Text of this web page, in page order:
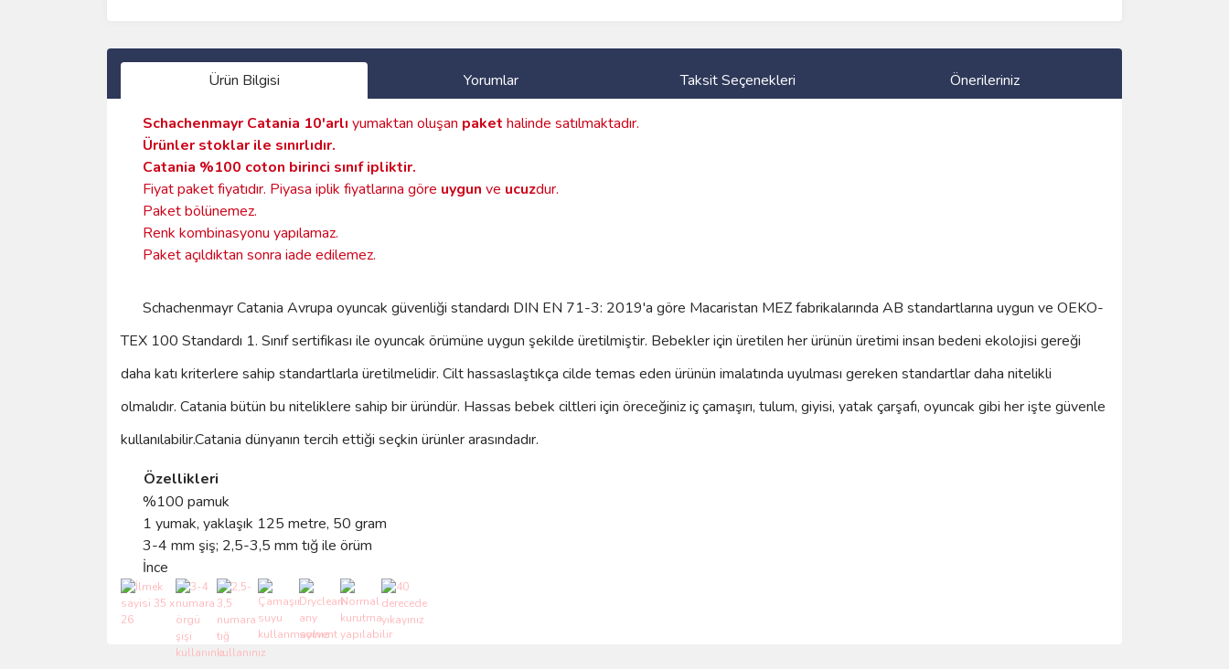
Ürün Bilgisi Yorumlar Taksit Seçenekleri Önerileriniz
Schachenmayr Catania 10'arlı yumaktan oluşan paket halinde satılmaktadır.
Ürünler stoklar ile sınırlıdır.
Catania %100 coton birinci sınıf ipliktir.
Fiyat paket fiyatıdır. Piyasa iplik fiyatlarına göre uygun ve ucuzdur.
Paket bölünemez.
Renk kombinasyonu yapılamaz.
Paket açıldıktan sonra iade edilemez.
Schachenmayr Catania Avrupa oyuncak güvenliği standardı DIN EN 71-3: 2019'a göre Macaristan MEZ fabrikalarında AB standartlarına uygun ve OEKO-
TEX 100 Standardı 1. Sınıf sertifikası ile oyuncak örümüne uygun şekilde üretilmiştir. Bebekler için üretilen her ürünün üretimi insan bedeni ekolojisi gereği
daha katı kriterlere sahip standartlarla üretilmelidir. Cilt hassaslaştıkça cilde temas eden ürünün imalatında uyulması gereken standartlar daha nitelikli
olmalıdır. Catania bütün bu niteliklere sahip bir üründür. Hassas bebek ciltleri için öreceğiniz iç çamaşırı, tulum, giyisi, yatak çarşafı, oyuncak gibi her işte güvenle
kullanılabilir.Catania dünyanın tercih ettiği seçkin ürünler arasındadır.
Özellikleri
%100 pamuk
1 yumak, yaklaşık 125 metre, 50 gram
3-4 mm şiş; 2,5-3,5 mm tığ ile örüm
İnce